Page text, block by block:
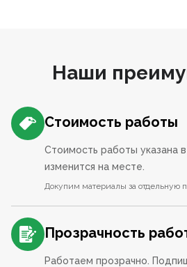
Наши
Стоимость работы
Стоимость работы указана
изменится на месте.
Докупим материалы за отдельную
Прозрачность
Работаем прозрачно.